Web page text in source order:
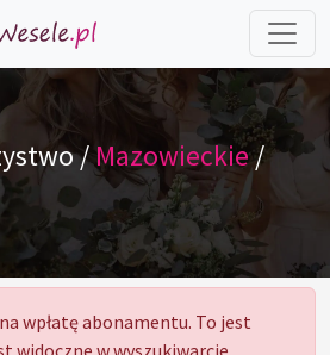
/Mazowieckie/
wpłatę abonamentu. To jest
widoczne w wyszukiwarcie.